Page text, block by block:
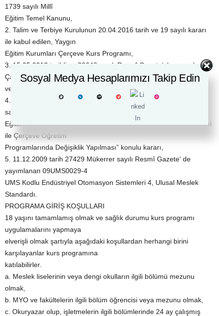
1739 sayılı Millî
Eğitim Temel Kanunu,
2. Talim ve Terbiye Kurulunun 20.04.2016 tarih ve 19 sayılı kararı
ile kabul edilen, Yaygın
Eğitim Kurumları Çerçeve Kurs Programı,
3. 15.05.2013 tarihli ve 28648 sayılı Resmî Gazete’ de yayımlanan
Çalışanların İş Sağlığı
ve Güvenliği Eğitimlerinin Usul ve Esasları Hakkında Yönetmelik,
4. Talim ve Terbiye Kurulu Başkanlığının 08.02.2011 tarih ve 10
sayılı “Meslekî ve Teknik
Eğitim Okul ve Kurumlarının 50 Alanına Ait Haftalık Ders Çizelgeleri
ile Çerçeve Öğretim
Programlarında Değişiklik Yapılması” konulu kararı,
5. 11.12.2009 tarih 27429 Mükerrer sayılı Resmî Gazete‘ de
yayımlanan 09UMS0029-4
UMS Kodlu Endüstriyel Otomasyon Sistemleri 4, Ulusal Meslek
Standardı.
PROGRAMA GİRİŞ KOŞULLARI
18 yaşını tamamlamış olmak ve sağlık durumu kurs programı
uygulamalarını yapmaya
elverişli olmak şartıyla aşağıdaki koşullardan herhangi birini
karşılayanlar kurs programına
katılabilirler.
a. Meslek liselerinin veya dengi okulların ilgili bölümü mezunu
olmak,
b. MYO ve fakültelerin ilgili bölüm öğrencisi veya mezunu olmak,
c. Okuryazar olup, işletmelerin ilgili bölümlerinde 24 ay çalışmış
Sosyal Medya Hesaplarımızı Takip Edin